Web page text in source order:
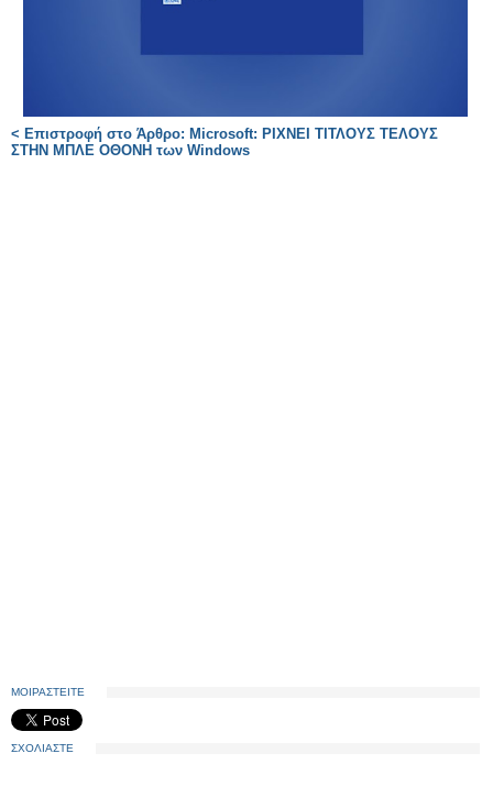
< Επιστροφή στο Άρθρο: Microsoft: ΡΙΧΝΕΙ ΤΙΤΛΟΥΣ ΤΕΛΟΥΣ
ΣΤΗΝ ΜΠΛΕ ΟΘΟΝΗ των Windows
ΜΟΙΡΑΣΤΕΙΤΕ
ΣΧΟΛΙΑΣΤΕ